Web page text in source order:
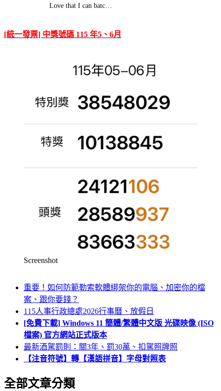
Love that I can batc…
[統一發票] 中獎號碼 115 年5、6月
Screenshot
重要！如何防範勒索軟體綁架你的電腦、加密你的檔
案、跟你要錢？
115人事行政總處2026行事曆、放假日
[免費下載] Windows 11 簡體/繁體中文版 光碟映像 (ISO
檔案) 官方網站正式版本
最新酒駕罰則：關3年、罰30萬、扣駕照牌照
【注音符號】轉【漢語拼音】字母對照表
全部文章分類